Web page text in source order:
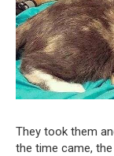
They took them
the time came,